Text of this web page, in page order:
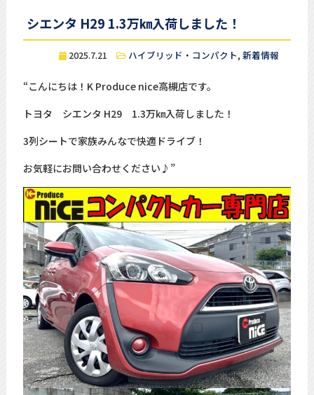
シエンタ H29 1.3万㎞入荷しました！
2025.7.21 ハイブリッド・コンパクト,新着情報
“こんにちは！K Produce nice高槻店です。
トヨタ シエンタ H29 1.3万㎞入荷しました！
3列シートで家族みんなで快適ドライブ！
お気軽にお問い合わせください♪”